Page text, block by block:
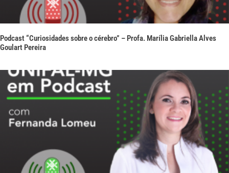
Podcast “Curiosidades sobre o cérebro” – Profa. Marília Gabriella Alves
Goulart Pereira